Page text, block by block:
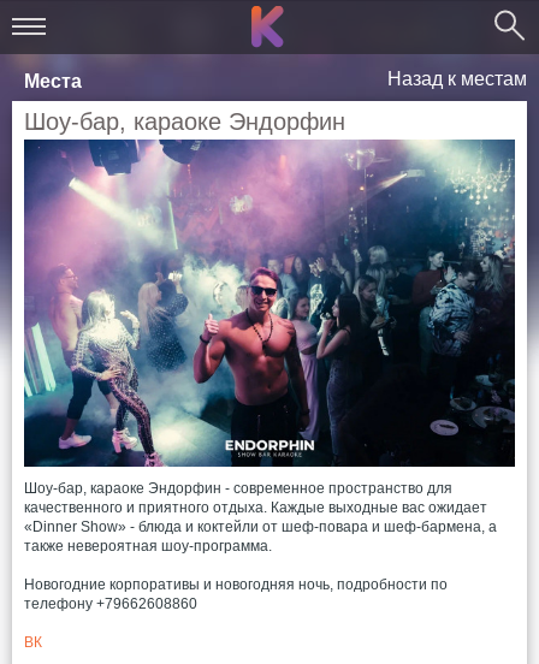
Места Назад к местам
Шоу-бар, караоке Эндорфин
Шоу-бар, караоке Эндорфин - современное пространство для
качественного и приятного отдыха. Каждые выходные вас ожидает
«Dinner Show» - блюда и коктейли от шеф-повара и шеф-бармена, а
также невероятная шоу-программа.
Новогодние корпоративы и новогодняя ночь, подробности по
телефону +79662608860
ВК